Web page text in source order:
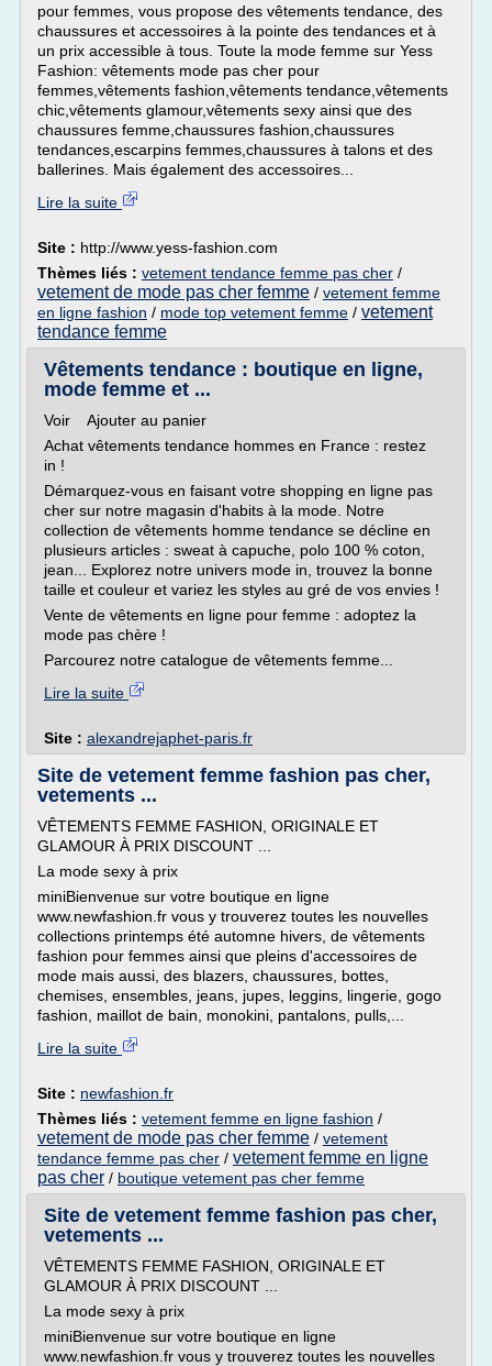
pour femmes, vous propose des vêtements tendance, des
chaussures et accessoires à la pointe des tendances et à
un prix accessible à tous. Toute la mode femme sur Yess
Fashion: vêtements mode pas cher pour
femmes,vêtements fashion,vêtements tendance,vêtements
chic,vêtements glamour,vêtements sexy ainsi que des
chaussures femme,chaussures fashion,chaussures
tendances,escarpins femmes,chaussures à talons et des
ballerines. Mais également des accessoires...
Lire la suite
Site : http://www.yess-fashion.com
Thèmes liés : vetement tendance femme pas cher /
vetement de mode pas cher femme / vetement femme
en ligne fashion / mode top vetement femme / vetement
tendance femme
Vêtements tendance : boutique en ligne,
mode femme et ...
Voir Ajouter au panier
Achat vêtements tendance hommes en France : restez
in !
Démarquez-vous en faisant votre shopping en ligne pas
cher sur notre magasin d'habits à la mode. Notre
collection de vêtements homme tendance se décline en
plusieurs articles : sweat à capuche, polo 100 % coton,
jean... Explorez notre univers mode in, trouvez la bonne
taille et couleur et variez les styles au gré de vos envies !
Vente de vêtements en ligne pour femme : adoptez la
mode pas chère !
Parcourez notre catalogue de vêtements femme...
Lire la suite
Site : alexandrejaphet-paris.fr
Site de vetement femme fashion pas cher,
vetements ...
VÊTEMENTS FEMME FASHION, ORIGINALE ET
GLAMOUR À PRIX DISCOUNT ...
La mode sexy à prix
miniBienvenue sur votre boutique en ligne
www.newfashion.fr vous y trouverez toutes les nouvelles
collections printemps été automne hivers, de vêtements
fashion pour femmes ainsi que pleins d'accessoires de
mode mais aussi, des blazers, chaussures, bottes,
chemises, ensembles, jeans, jupes, leggins, lingerie, gogo
fashion, maillot de bain, monokini, pantalons, pulls,...
Lire la suite
Site : newfashion.fr
Thèmes liés : vetement femme en ligne fashion /
vetement de mode pas cher femme / vetement
tendance femme pas cher / vetement femme en ligne
pas cher / boutique vetement pas cher femme
Site de vetement femme fashion pas cher,
vetements ...
VÊTEMENTS FEMME FASHION, ORIGINALE ET
GLAMOUR À PRIX DISCOUNT ...
La mode sexy à prix
miniBienvenue sur votre boutique en ligne
www.newfashion.fr vous y trouverez toutes les nouvelles